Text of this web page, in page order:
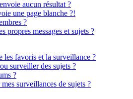
aucun résultat ?
une page blanche ?!
?
propres messages et sujets ?
les favoris et la surveillance ?
surveiller des sujets ?
?
surveillances de sujets ?